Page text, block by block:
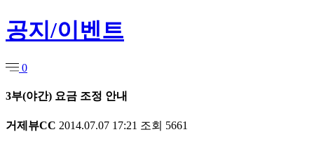
공지/이벤트
0
3부(야간) 요금 조정 안내
거제뷰CC 2014.07.07 17:21 조회 5661